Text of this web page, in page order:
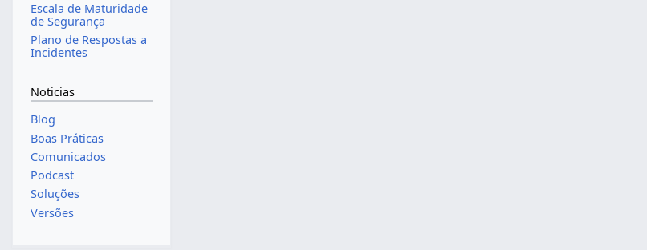
Escala de Maturidade
de Segurança
Plano de Respostas a
Incidentes
Noticias
Blog
Boas Práticas
Comunicados
Podcast
Soluções
Versões